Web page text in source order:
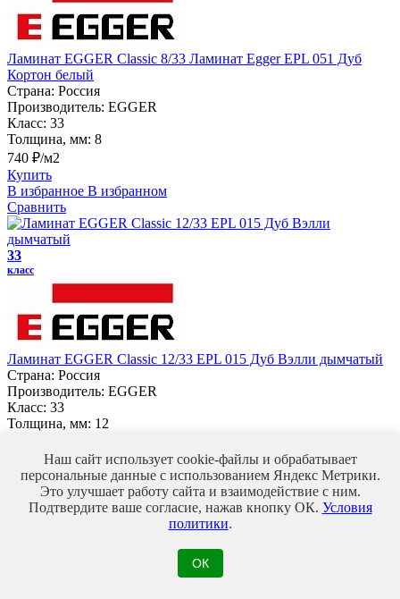
Ламинат EGGER Classic 8/33 Ламинат Egger EPL 051 Дуб
Кортон белый
Страна: Россия
Производитель: EGGER
Класс: 33
Толщина, мм: 8
740 ₽/м2
Купить
В избранное В избранном
Сравнить
33
класс
Ламинат EGGER Classic 12/33 EPL 015 Дуб Вэлли дымчатый
Страна: Россия
Производитель: EGGER
Класс: 33
Толщина, мм: 12
Купить
В избранное В избранном
Сравнить
Наш сайт использует cookie-файлы и обрабатывает
персональные данные с использованием Яндекс Метрики.
Это улучшает работу сайта и взаимодействие с ним.
Подтвердите ваше согласие, нажав кнопку ОК. Условия
политики.
ОК